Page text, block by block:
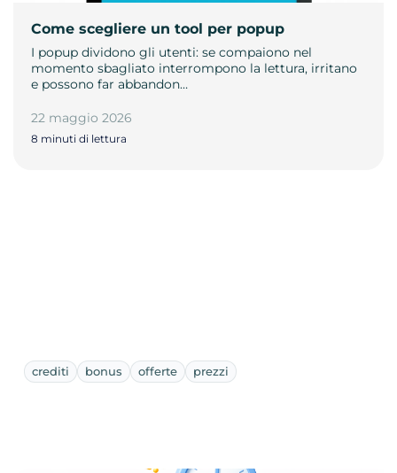
Come scegliere un tool per popup
I popup dividono gli utenti: se compaiono nel
momento sbagliato interrompono la lettura, irritano
e possono far abbandon…
22 maggio 2026
8 minuti di lettura
crediti bonus offerte prezzi